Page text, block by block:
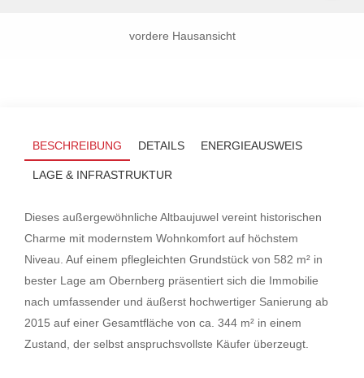
vordere Hausansicht
BESCHREIBUNG DETAILS ENERGIEAUSWEIS
LAGE & INFRASTRUKTUR
Dieses außergewöhnliche Altbaujuwel vereint historischen
Charme mit modernstem Wohnkomfort auf höchstem
Niveau. Auf einem pflegleichten Grundstück von 582 m² in
bester Lage am Obernberg präsentiert sich die Immobilie
nach umfassender und äußerst hochwertiger Sanierung ab
2015 auf einer Gesamtfläche von ca. 344 m² in einem
Zustand, der selbst anspruchsvollste Käufer überzeugt.